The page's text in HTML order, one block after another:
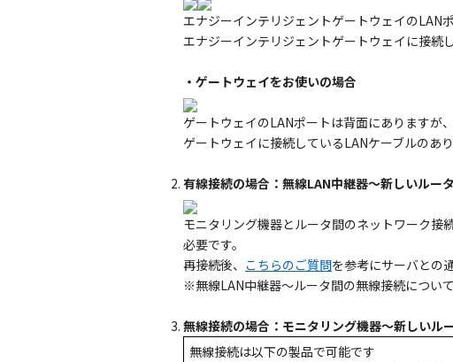
エナジーインテリジェントゲートウェイのLAN
エナジーインテリジェントゲートウェイに接続
・ゲートウェイをお使いの場合
ゲートウェイのLANポートは背面にありますが
ゲートウェイに接続しているLANケーブルのあ
有線接続の場合：無線LAN中継器～新しいルー
モニタリング機器とルータ間のネットワーク接
必要です。
再接続後、 こちらのご質問を参考にサーバとの
※無線LAN中継器～ルータ間の無線接続につい
無線接続の場合：モニタリング機器～新しいル
無線接続は以下の製品で可能です